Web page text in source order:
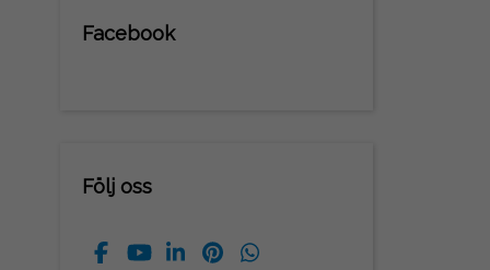
Facebook
Följ oss